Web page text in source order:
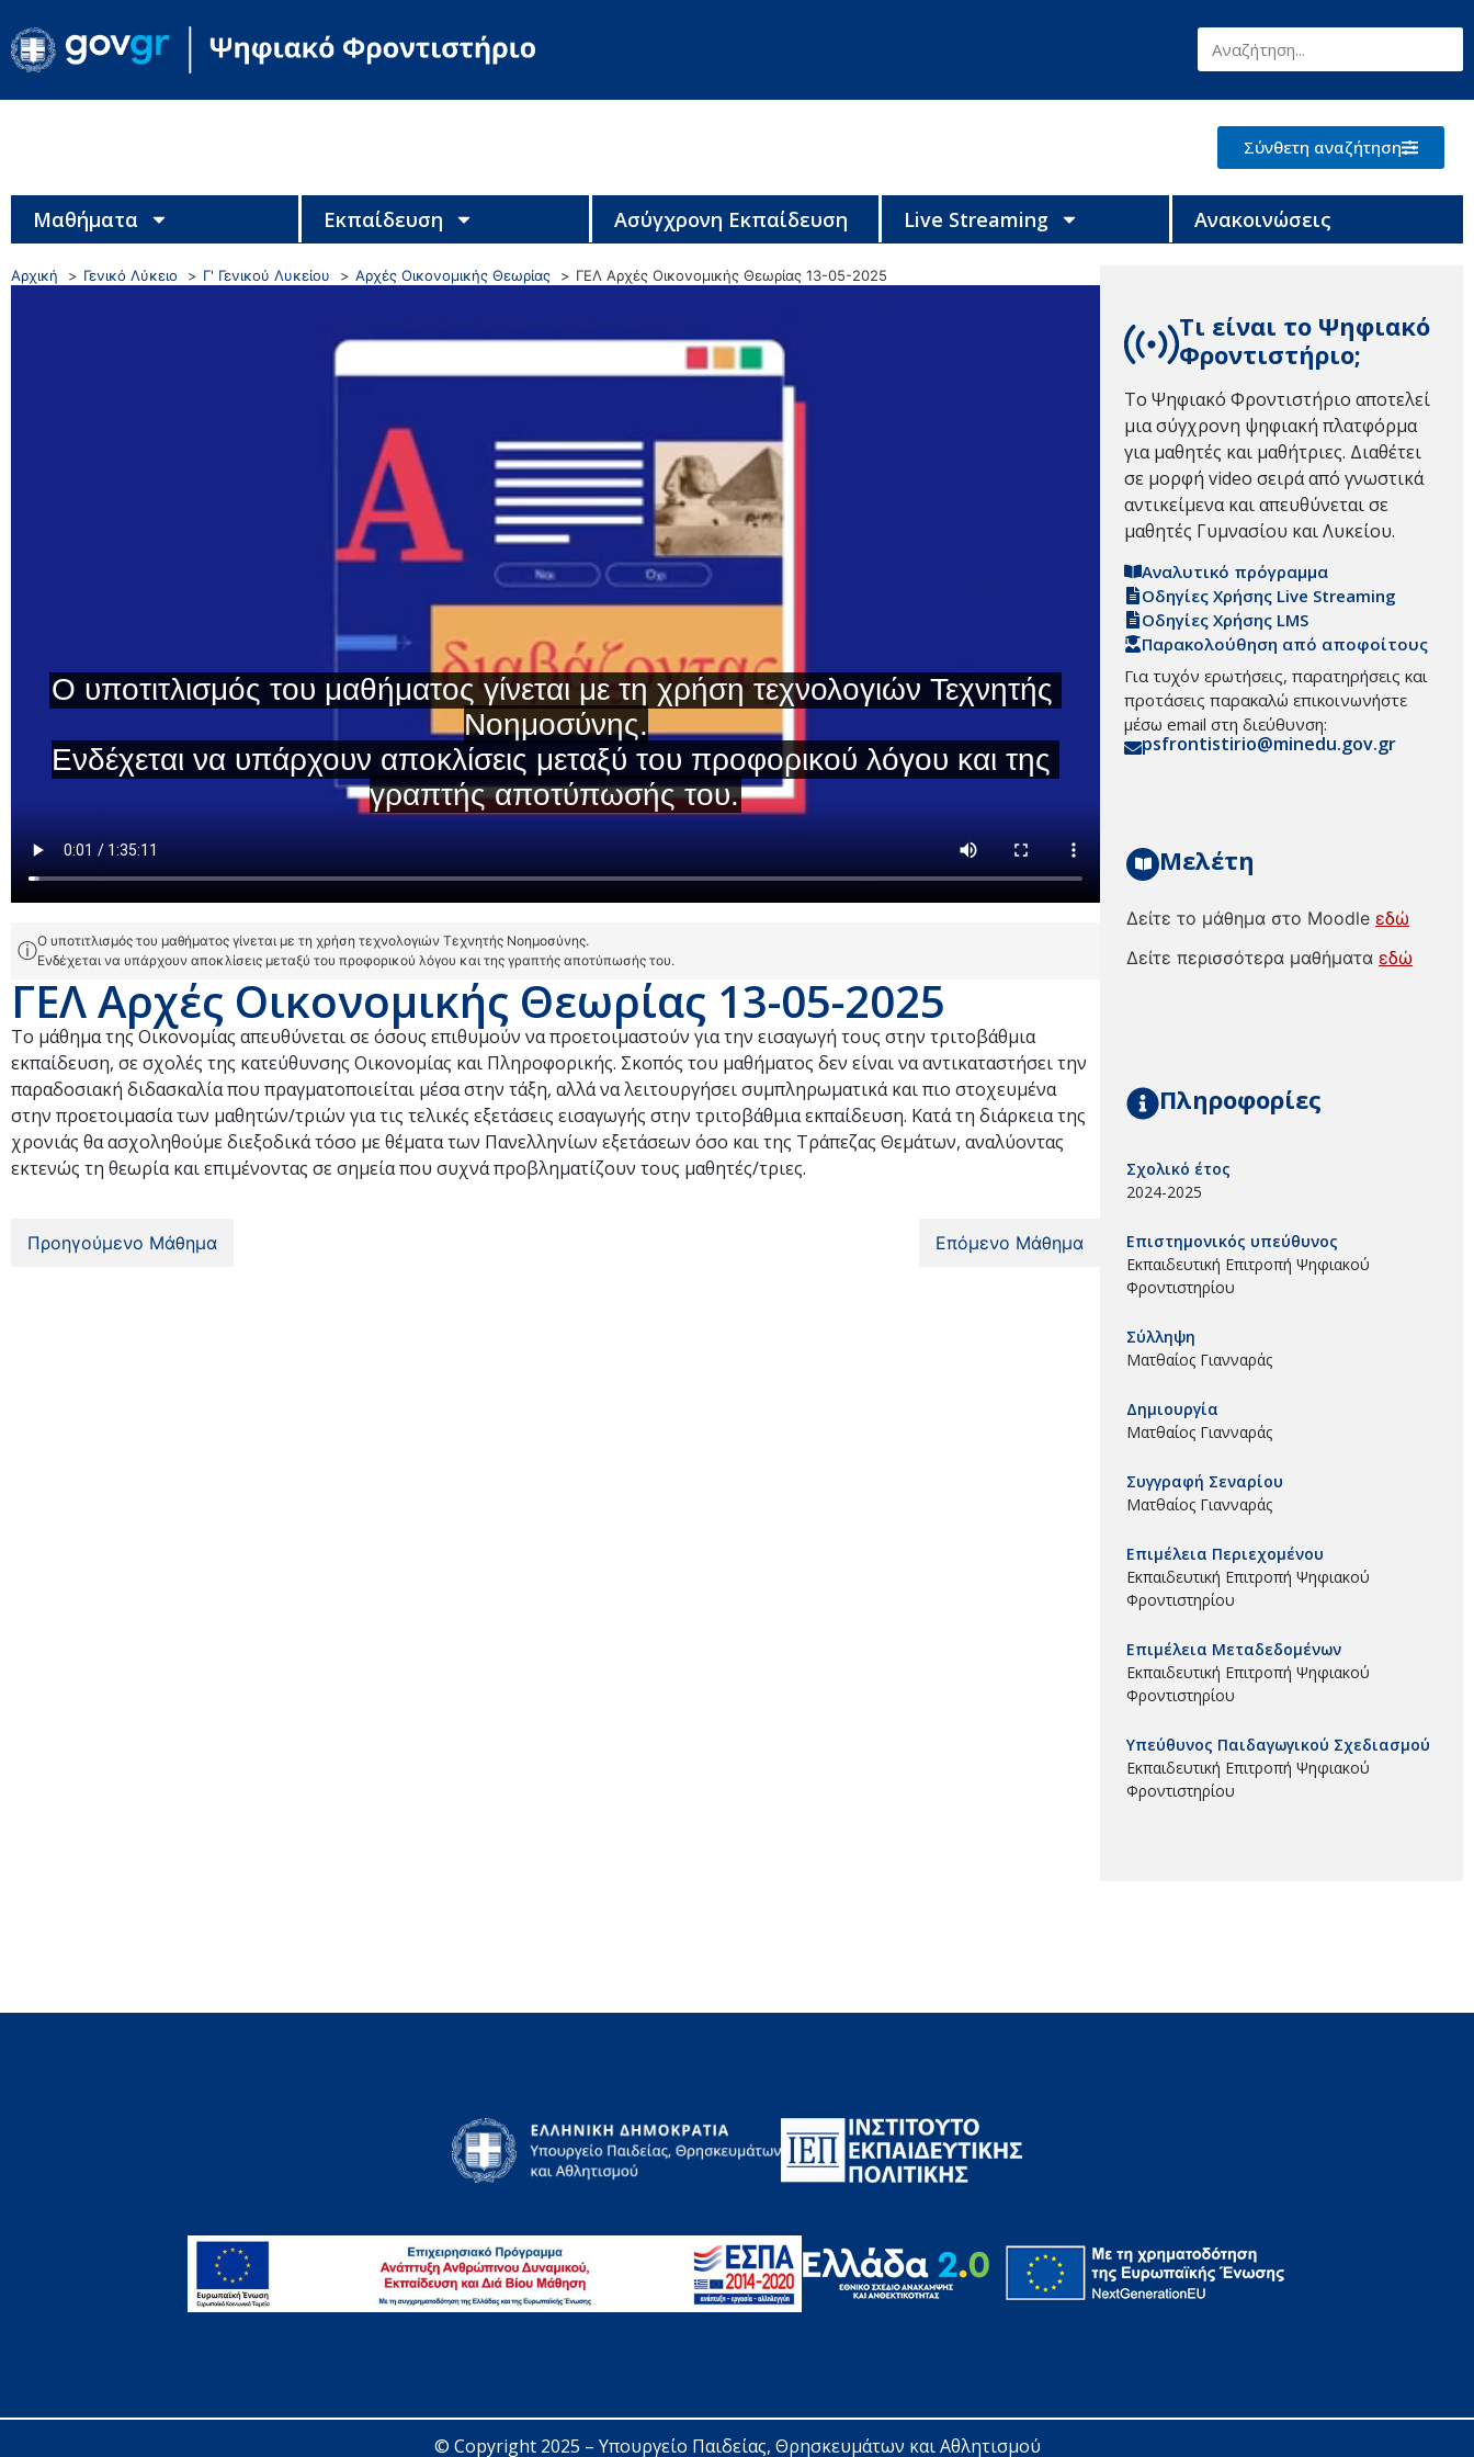
Σύνθετη αναζήτηση
Μαθήματα Εκπαίδευση Ασύγχρονη Εκπαίδευση Live Streaming Ανακοινώσεις
Αρχική Γενικό Λύκειο Γ' Γενικού Λυκείου Αρχές Οικονομικής Θεωρίας ΓΕΛ Αρχές Οικονομικής Θεωρίας 13-05-2025
ⓘΟ υποτιτλισμός του μαθήματος γίνεται με τη χρήση τεχνολογιών Τεχνητής Νοημοσύνης.
Ενδέχεται να υπάρχουν αποκλίσεις μεταξύ του προφορικού λόγου και της γραπτής αποτύπωσής του.
ΓΕΛ Αρχές Οικονομικής Θεωρίας 13-05-2025
Το μάθημα της Οικονομίας απευθύνεται σε όσους επιθυμούν να προετοιμαστούν για την εισαγωγή τους στην τριτοβάθμια
εκπαίδευση, σε σχολές της κατεύθυνσης Οικονομίας και Πληροφορικής. Σκοπός του μαθήματος δεν είναι να αντικαταστήσει την
παραδοσιακή διδασκαλία που πραγματοποιείται μέσα στην τάξη, αλλά να λειτουργήσει συμπληρωματικά και πιο στοχευμένα
στην προετοιμασία των μαθητών/τριών για τις τελικές εξετάσεις εισαγωγής στην τριτοβάθμια εκπαίδευση. Κατά τη διάρκεια της
χρονιάς θα ασχοληθούμε διεξοδικά τόσο με θέματα των Πανελληνίων εξετάσεων όσο και της Τράπεζας Θεμάτων, αναλύοντας
εκτενώς τη θεωρία και επιμένοντας σε σημεία που συχνά προβληματίζουν τους μαθητές/τριες.
Προηγούμενο Μάθημα Επόμενο Μάθημα
Τι είναι το Ψηφιακό
Φροντιστήριο;
Το Ψηφιακό Φροντιστήριο αποτελεί
μια σύγχρονη ψηφιακή πλατφόρμα
για μαθητές και μαθήτριες. Διαθέτει
σε μορφή video σειρά από γνωστικά
αντικείμενα και απευθύνεται σε
μαθητές Γυμνασίου και Λυκείου.
Αναλυτικό πρόγραμμα
Οδηγίες Χρήσης Live Streaming
Οδηγίες Χρήσης LMS
Παρακολούθηση από αποφοίτους
Για τυχόν ερωτήσεις, παρατηρήσεις και
προτάσεις παρακαλώ επικοινωνήστε
μέσω email στη διεύθυνση:
psfrontistirio@minedu.gov.gr
Μελέτη
Δείτε το μάθημα στο Moodle εδώ
Δείτε περισσότερα μαθήματα εδώ
Πληροφορίες
Σχολικό έτος
2024-2025
Επιστημονικός υπεύθυνος
Εκπαιδευτική Επιτροπή Ψηφιακού
Φροντιστηρίου
Σύλληψη
Ματθαίος Γιανναράς
Δημιουργία
Ματθαίος Γιανναράς
Συγγραφή Σεναρίου
Ματθαίος Γιανναράς
Επιμέλεια Περιεχομένου
Εκπαιδευτική Επιτροπή Ψηφιακού
Φροντιστηρίου
Επιμέλεια Μεταδεδομένων
Εκπαιδευτική Επιτροπή Ψηφιακού
Φροντιστηρίου
Υπεύθυνος Παιδαγωγικού Σχεδιασμού
Εκπαιδευτική Επιτροπή Ψηφιακού
Φροντιστηρίου
© Copyright 2025 – Υπουργείο Παιδείας, Θρησκευμάτων και Αθλητισμού